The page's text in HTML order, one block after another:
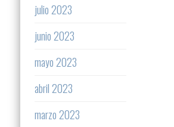
julio 2023
junio 2023
mayo 2023
abril 2023
marzo 2023